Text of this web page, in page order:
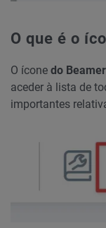
O que é o
O ícone do Beamer
aceder à lista de
importantes